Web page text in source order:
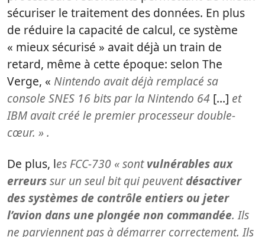
sécuriser le traitement des données. En plus
de réduire la capacité de calcul, ce système
« mieux sécurisé » avait déjà un train de
retard, même à cette époque: selon The
Verge, « Nintendo avait déjà remplacé sa
console SNES 16 bits par la Nintendo 64 […] et
IBM avait créé le premier processeur double-
cœur. » .
De plus, les FCC-730 « sontvulnérables aux
erreurssur un seul bit qui peuventdésactiver
des systèmes de contrôle entiers ou jeter
l’avion dans une plongée non commandée. Ils
ne parviennent pas à démarrer correctement. Ils